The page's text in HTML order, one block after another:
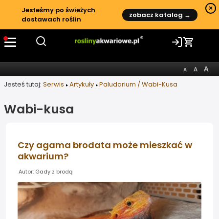
Jesteśmy po świeżych
dostawach roślin
zobacz katalog →
×
Jesteś tutaj: Serwis Artykuły Paludarium / Wabi-Kusa
Wabi-kusa
Czy agama brodata może mieszkać w
akwarium?
Autor: Gady z brodą